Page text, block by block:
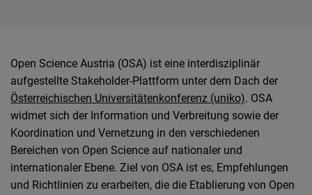
Open Science Austria (OSA) ist eine interdisziplinär
aufgestellte Stakeholder-Plattform unter dem Dach der
Österreichischen Universitätenkonferenz (uniko). OSA
widmet sich der Information und Verbreitung sowie der
Koordination und Vernetzung in den verschiedenen
Bereichen von Open Science auf nationaler und
internationaler Ebene. Ziel von OSA ist es, Empfehlungen
und Richtlinien zu erarbeiten, die die Etablierung von Open